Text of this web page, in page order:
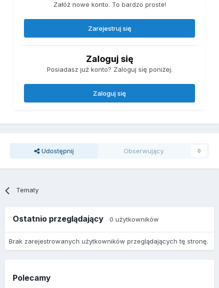
Załóż nowe konto. To bardzo proste!
Zarejestruj się
Zaloguj się
Posiadasz już konto? Zaloguj się poniżej.
Zaloguj się
Udostępnij Obserwujący 0
Tematy
Ostatnio przeglądający 0 użytkowników
Brak zarejestrowanych użytkowników przeglądających tę stronę.
Polecamy